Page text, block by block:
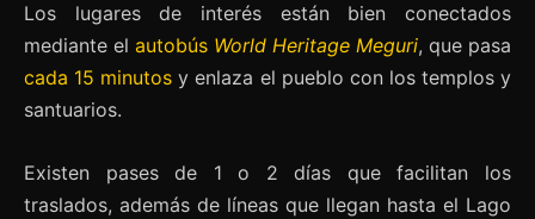
Los lugares de interés están bien conectados
mediante el autobús World Heritage Meguri, que pasa
cada 15 minutos y enlaza el pueblo con los templos y
santuarios.
Existen pases de 1 o 2 días que facilitan los
traslados, además de líneas que llegan hasta el Lago